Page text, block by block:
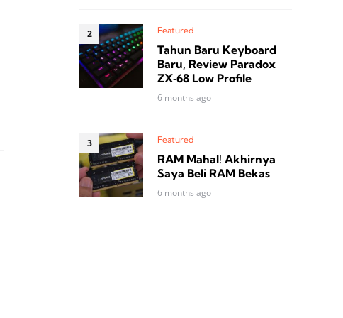
Featured
Tahun Baru Keyboard
Baru, Review Paradox
ZX‑68 Low Profile
6 months ago
Featured
RAM Mahal! Akhirnya
Saya Beli RAM Bekas
6 months ago